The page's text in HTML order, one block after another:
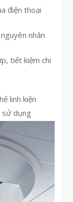
điện thoại
nhân
tiết kiệm chi
linh kiện
sử dụng